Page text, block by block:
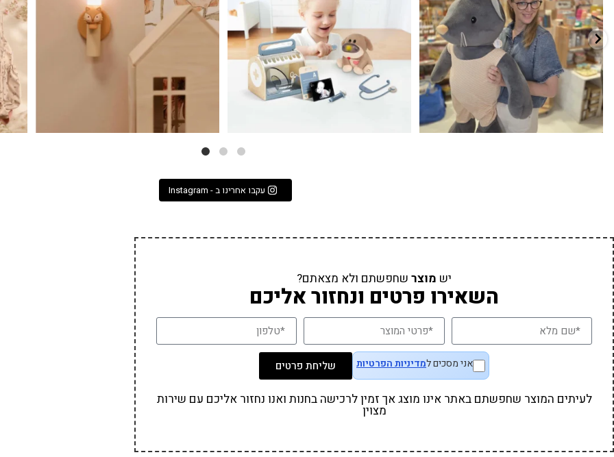
עקבו אחרינו ב - Instagram
יש מוצר שחפשתם ולא מצאתם?
השאירו פרטים ונחזור אליכם
אני מסכים למדיניות הפרטיות שליחת פרטים
לעיתים המוצר שחפשתם באתר אינו מוצג אך זמין לרכישה בחנות ואנו נחזור אליכם עם שירות
מצוין